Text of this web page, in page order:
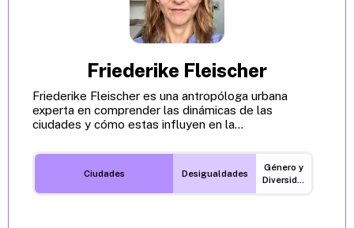
Friederike Fleischer
Friederike Fleischer es una antropóloga urbana
experta en comprender las dinámicas de las
ciudades y cómo estas influyen en la...
Ciudades Desigualdades
Género y
Diversidades